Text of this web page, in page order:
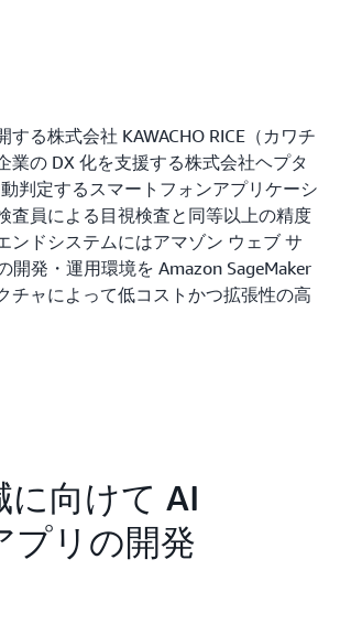
る株式会社 KAWACHO RICE（カワチ
業の DX 化を支援する株式会社ヘプタ
判定するスマートフォンアプリケーシ
査員による目視検査と同等以上の精度
ンドシステムにはアマゾン ウェブ サ
開発・運用環境を Amazon SageMaker
チャによって低コストかつ拡張性の高
に向けて AI
プリの開発